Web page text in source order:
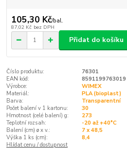
105,30 Kč/bal.
87,02 Kč bez DPH
Přidat do košíku
Číslo produktu:
76301
EAN kód:
8591199763019
Výrobce:
WIMEX
Materiál:
PLA (bioplast)
Barva:
Transparentní
Počet balení v 1 kartonu:
30
Hmotnost (celé balení) g:
273
Teplotní rozsah:
-20 až +40°C
Balení (cm) ø x v.:
7 x 48,5
Výška 1 ks (cm):
8,4
Hlídat cenu / dostupnost